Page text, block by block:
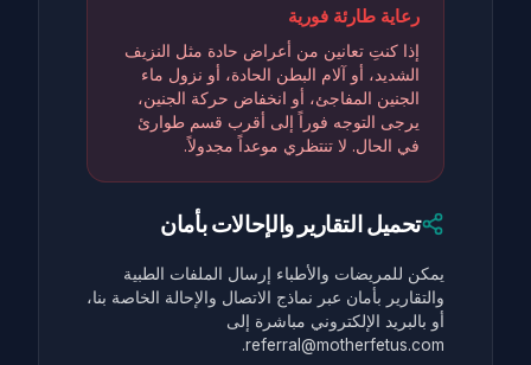
رعاية طارئة فورية
إذا كنتِ تعانين من أعراض حادة مثل النزيف
الشديد، أو آلام البطن الحادة، أو نزول ماء
الجنين المفاجئ، أو انخفاض حركة الجنين،
يرجى التوجه فوراً إلى أقرب قسم طوارئ
في الحال. لا تنتظري موعداً مجدولاً.
تحميل التقارير والإحالات بأمان
يمكن للمريضات والأطباء إرسال الملفات الطبية
والتقارير بأمان عبر نماذج الاتصال والإحالة الخاصة بنا،
أو بالبريد الإلكتروني مباشرة إلى
referral@motherfetus.com.